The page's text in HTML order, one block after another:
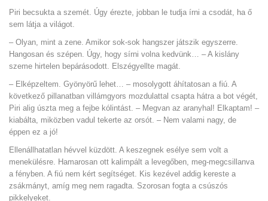
Piri becsukta a szemét. Úgy érezte, jobban le tudja írni a csodát, ha ő
sem látja a világot.
– Olyan, mint a zene. Amikor sok-sok hangszer játszik egyszerre.
Hangosan és szépen. Úgy, hogy sírni volna kedvünk… – A kislány
szeme hirtelen bepárásodott. Elszégyellte magát.
– Elképzeltem. Gyönyörű lehet… – mosolygott áhítatosan a fiú. A
következő pillanatban villámgyors mozdulattal csapta hátra a bot végét,
Piri alig úszta meg a fejbe kólintást. – Megvan az aranyhal! Elkaptam! –
kiabálta, miközben vadul tekerte az orsót. – Nem valami nagy, de
éppen ez a jó!
Ellenállhatatlan hévvel küzdött. A keszegnek esélye sem volt a
menekülésre. Hamarosan ott kalimpált a levegőben, meg-megcsillanva
a fényben. A fiú nem kért segítséget. Kis kezével addig kereste a
zsákmányt, amíg meg nem ragadta. Szorosan fogta a csúszós
pikkelyeket.